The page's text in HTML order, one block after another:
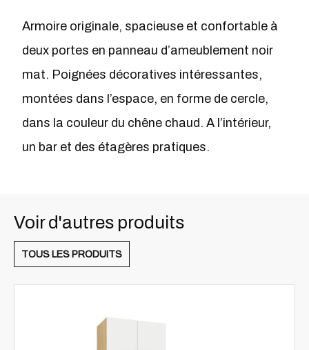
Armoire originale, spacieuse et confortable à
deux portes en panneau d’ameublement noir
mat. Poignées décoratives intéressantes,
montées dans l’espace, en forme de cercle,
dans la couleur du chêne chaud. A l’intérieur,
un bar et des étagères pratiques.
Voir d'autres produits
TOUS LES PRODUITS